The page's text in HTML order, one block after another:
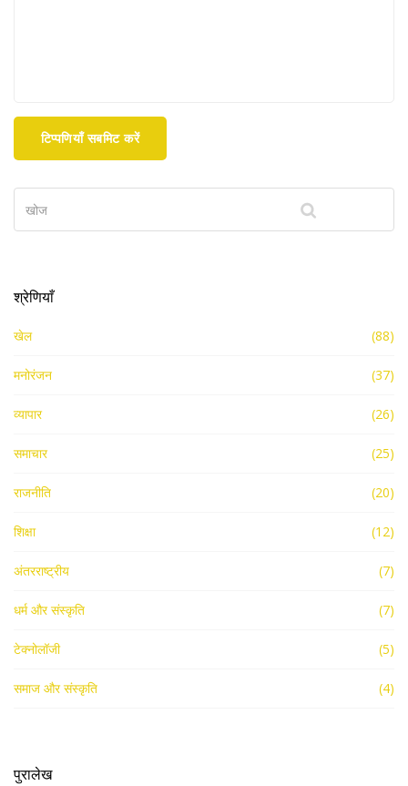
टिप्पणियाँ सबमिट करें
श्रेणियाँ
खेल (88)
मनोरंजन (37)
व्यापार (26)
समाचार (25)
राजनीति (20)
शिक्षा (12)
अंतरराष्ट्रीय (7)
धर्म और संस्कृति (7)
टेक्नोलॉजी (5)
समाज और संस्कृति (4)
पुरालेख